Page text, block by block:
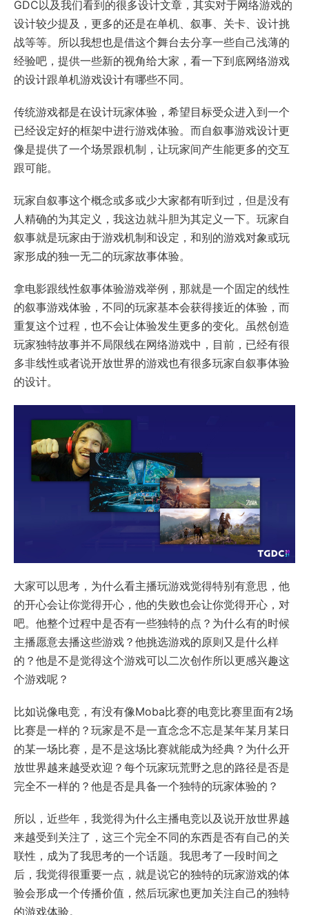
GDC以及我们看到的很多设计文章，其实对于网络游戏的
设计较少提及，更多的还是在单机、叙事、关卡、设计挑
战等等。所以我想也是借这个舞台去分享一些自己浅薄的
经验吧，提供一些新的视角给大家，看一下到底网络游戏
的设计跟单机游戏设计有哪些不同。
传统游戏都是在设计玩家体验，希望目标受众进入到一个
已经设定好的框架中进行游戏体验。而自叙事游戏设计更
像是提供了一个场景跟机制，让玩家间产生能更多的交互
跟可能。
玩家自叙事这个概念或多或少大家都有听到过，但是没有
人精确的为其定义，我这边就斗胆为其定义一下。玩家自
叙事就是玩家由于游戏机制和设定，和别的游戏对象或玩
家形成的独一无二的玩家故事体验。
拿电影跟线性叙事体验游戏举例，那就是一个固定的线性
的叙事游戏体验，不同的玩家基本会获得接近的体验，而
重复这个过程，也不会让体验发生更多的变化。虽然创造
玩家独特故事并不局限线在网络游戏中，目前，已经有很
多非线性或者说开放世界的游戏也有很多玩家自叙事体验
的设计。
大家可以思考，为什么看主播玩游戏觉得特别有意思，他
的开心会让你觉得开心，他的失败也会让你觉得开心，对
吧。他整个过程中是否有一些独特的点？为什么有的时候
主播愿意去播这些游戏？他挑选游戏的原则又是什么样
的？他是不是觉得这个游戏可以二次创作所以更感兴趣这
个游戏呢？
比如说像电竞，有没有像Moba比赛的电竞比赛里面有2场
比赛是一样的？玩家是不是一直念念不忘是某年某月某日
的某一场比赛，是不是这场比赛就能成为经典？为什么开
放世界越来越受欢迎？每个玩家玩荒野之息的路径是否是
完全不一样的？他是否是具备一个独特的玩家体验的？
所以，近些年，我觉得为什么主播电竞以及说开放世界越
来越受到关注了，这三个完全不同的东西是否有自己的关
联性，成为了我思考的一个话题。我思考了一段时间之
后，我觉得很重要一点，就是说它的独特的玩家游戏的体
验会形成一个传播价值，然后玩家也更加关注自己的独特
的游戏体验。